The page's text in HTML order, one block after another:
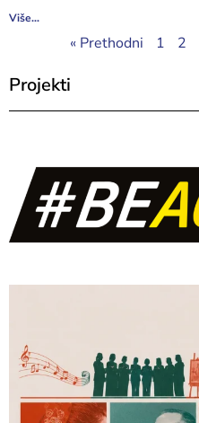
Više...
« Prethodni 1 2
Projekti